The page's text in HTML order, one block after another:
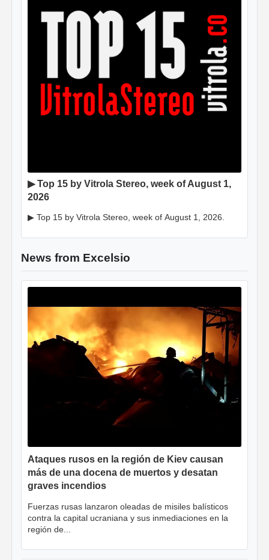
▶ Top 15 by Vitrola Stereo, week of August 1,
2026
▶ Top 15 by Vitrola Stereo, week of August 1, 2026.
News from Excelsio
Ataques rusos en la región de Kiev causan
más de una docena de muertos y desatan
graves incendios
Fuerzas rusas lanzaron oleadas de misiles balísticos
contra la capital ucraniana y sus inmediaciones en la
región de...